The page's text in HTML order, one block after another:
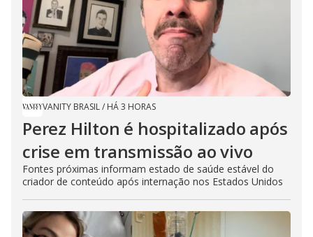
VANITY BRASIL/ HÁ 3 HORAS
Perez Hilton é hospitalizado após
crise em transmissão ao vivo
Fontes próximas informam estado de saúde estável do
criador de conteúdo após internação nos Estados Unidos